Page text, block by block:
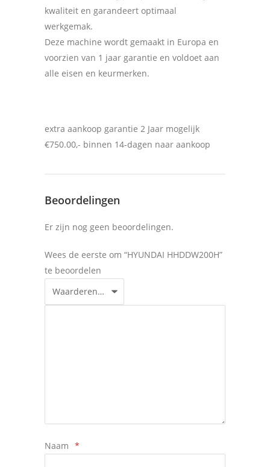
kwaliteit en garandeert optimaal
werkgemak.
Deze machine wordt gemaakt in Europa en
voorzien van 1 jaar garantie en voldoet aan
alle eisen en keurmerken.
extra aankoop garantie 2 Jaar mogelijk
€750.00,- binnen 14-dagen naar aankoop
Beoordelingen
Er zijn nog geen beoordelingen.
Wees de eerste om “HYUNDAI HHDDW200H”
te beoordelen
Naam *